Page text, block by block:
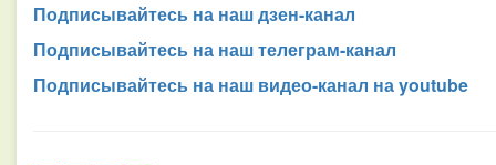
Подписывайтесь на наш дзен-канал
Подписывайтесь на наш телеграм-канал
Подписывайтесь на наш видео-канал на youtube